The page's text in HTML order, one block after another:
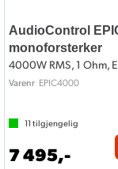
AudioControl
monoforsterker
4000W RMS, 1 Ohm,
Varenr EPIC4000
11 tilgjengelig
7 495,-